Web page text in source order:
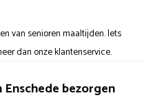
van senioren maaltijden. Iets
dan onze klantenservice.
bezorgen